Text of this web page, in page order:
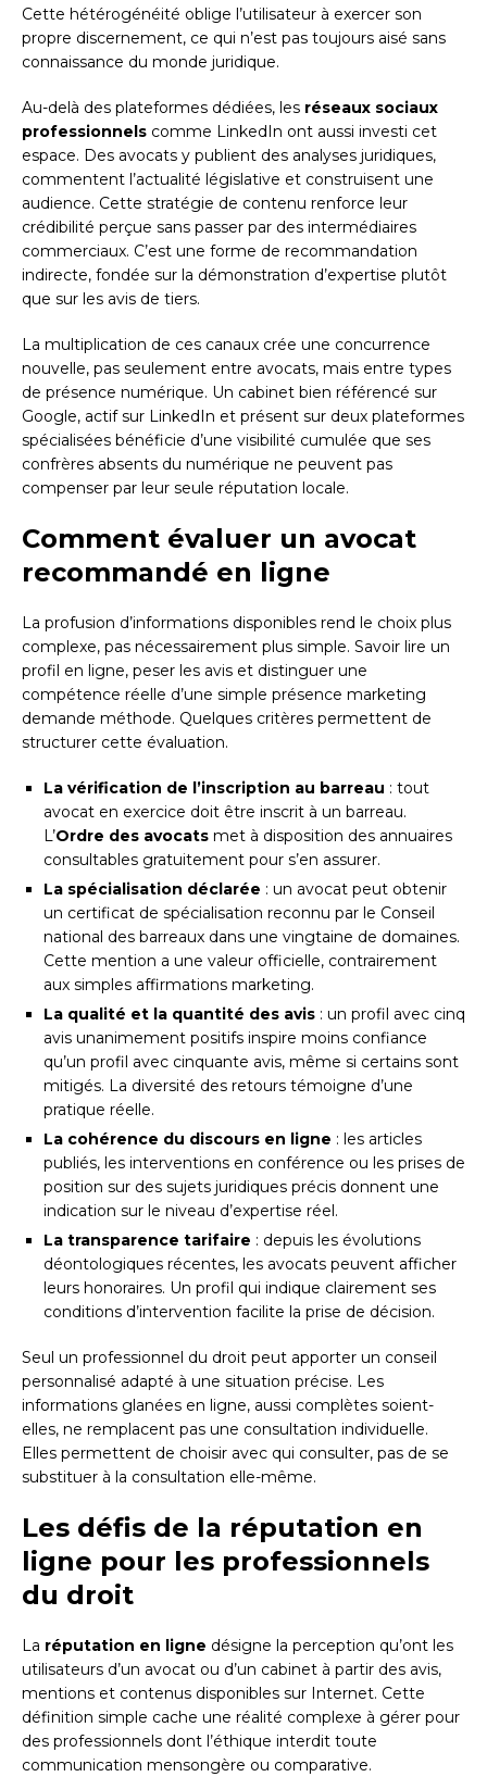
Cette hétérogénéité oblige l’utilisateur à exercer son
propre discernement, ce qui n’est pas toujours aisé sans
connaissance du monde juridique.
Au-delà des plateformes dédiées, les réseaux sociaux
professionnels comme LinkedIn ont aussi investi cet
espace. Des avocats y publient des analyses juridiques,
commentent l’actualité législative et construisent une
audience. Cette stratégie de contenu renforce leur
crédibilité perçue sans passer par des intermédiaires
commerciaux. C’est une forme de recommandation
indirecte, fondée sur la démonstration d’expertise plutôt
que sur les avis de tiers.
La multiplication de ces canaux crée une concurrence
nouvelle, pas seulement entre avocats, mais entre types
de présence numérique. Un cabinet bien référencé sur
Google, actif sur LinkedIn et présent sur deux plateformes
spécialisées bénéficie d’une visibilité cumulée que ses
confrères absents du numérique ne peuvent pas
compenser par leur seule réputation locale.
Comment évaluer un avocat
recommandé en ligne
La profusion d’informations disponibles rend le choix plus
complexe, pas nécessairement plus simple. Savoir lire un
profil en ligne, peser les avis et distinguer une
compétence réelle d’une simple présence marketing
demande méthode. Quelques critères permettent de
structurer cette évaluation.
La vérification de l’inscription au barreau : tout
avocat en exercice doit être inscrit à un barreau.
L’Ordre des avocats met à disposition des annuaires
consultables gratuitement pour s’en assurer.
La spécialisation déclarée : un avocat peut obtenir
un certificat de spécialisation reconnu par le Conseil
national des barreaux dans une vingtaine de domaines.
Cette mention a une valeur officielle, contrairement
aux simples affirmations marketing.
La qualité et la quantité des avis : un profil avec cinq
avis unanimement positifs inspire moins confiance
qu’un profil avec cinquante avis, même si certains sont
mitigés. La diversité des retours témoigne d’une
pratique réelle.
La cohérence du discours en ligne : les articles
publiés, les interventions en conférence ou les prises de
position sur des sujets juridiques précis donnent une
indication sur le niveau d’expertise réel.
La transparence tarifaire : depuis les évolutions
déontologiques récentes, les avocats peuvent afficher
leurs honoraires. Un profil qui indique clairement ses
conditions d’intervention facilite la prise de décision.
Seul un professionnel du droit peut apporter un conseil
personnalisé adapté à une situation précise. Les
informations glanées en ligne, aussi complètes soient-
elles, ne remplacent pas une consultation individuelle.
Elles permettent de choisir avec qui consulter, pas de se
substituer à la consultation elle-même.
Les défis de la réputation en
ligne pour les professionnels
du droit
La réputation en ligne désigne la perception qu’ont les
utilisateurs d’un avocat ou d’un cabinet à partir des avis,
mentions et contenus disponibles sur Internet. Cette
définition simple cache une réalité complexe à gérer pour
des professionnels dont l’éthique interdit toute
communication mensongère ou comparative.